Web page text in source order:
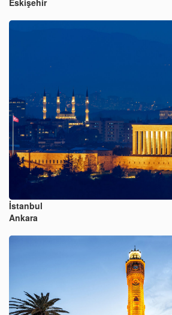
İstanbul
Ankara